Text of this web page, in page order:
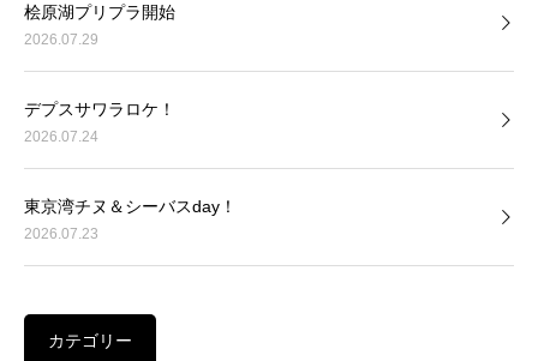
桧原湖プリプラ開始
2026.07.29
デプスサワラロケ！
2026.07.24
東京湾チヌ＆シーバスday！
2026.07.23
カテゴリー